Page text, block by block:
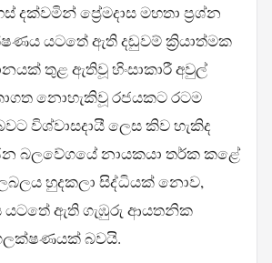
දක්වමින් ප්‍රේමදාස මහතා ප්‍රශ්න
යටතේ ඇති දඬුවම් ක්‍රියාත්මක
තුළ ඇතිවූ හිංසාකාරී අවුල්
නොහැකිවූ රජයකට රටම
විශ්වාසදායී ලෙස කිව හැකිද
බලවේගයේ නායකයා තර්ක කළේ
හුදකලා සිද්ධියක් නොව,
යටතේ ඇති ගැඹුරු ආයතනික
බවයි.